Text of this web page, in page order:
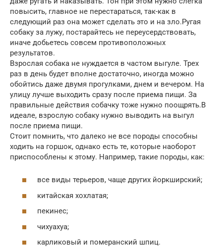
повысить, главное не перестараться, так-как в
следующий раз она может сделать это и на зло.Ругая
собаку за лужу, постарайтесь не переусердствовать,
иначе добьетесь совсем противоположных
результатов.
Взрослая собака не нуждается в частом выгуле. Трех
раз в день будет вполне достаточно, иногда можно
обойтись даже двумя прогулками, днем и вечером. На
улицу лучше выходить сразу после приема пищи. За
правильные действия собачку тоже нужно поощрять.В
идеале, взрослую собаку нужно выводить на выгул
после приема пищи.
Стоит помнить, что далеко не все породы способны
ходить на горшок, однако есть те, которые наоборот
приспособлены к этому. Например, такие породы, как:
все виды терьеров, чаще других йоркширский;
китайская хохлатая;
пекинес;
чихуахуа;
карликовый и померанский шпиц.